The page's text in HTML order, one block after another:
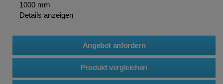
1000 mm
Details anzeigen